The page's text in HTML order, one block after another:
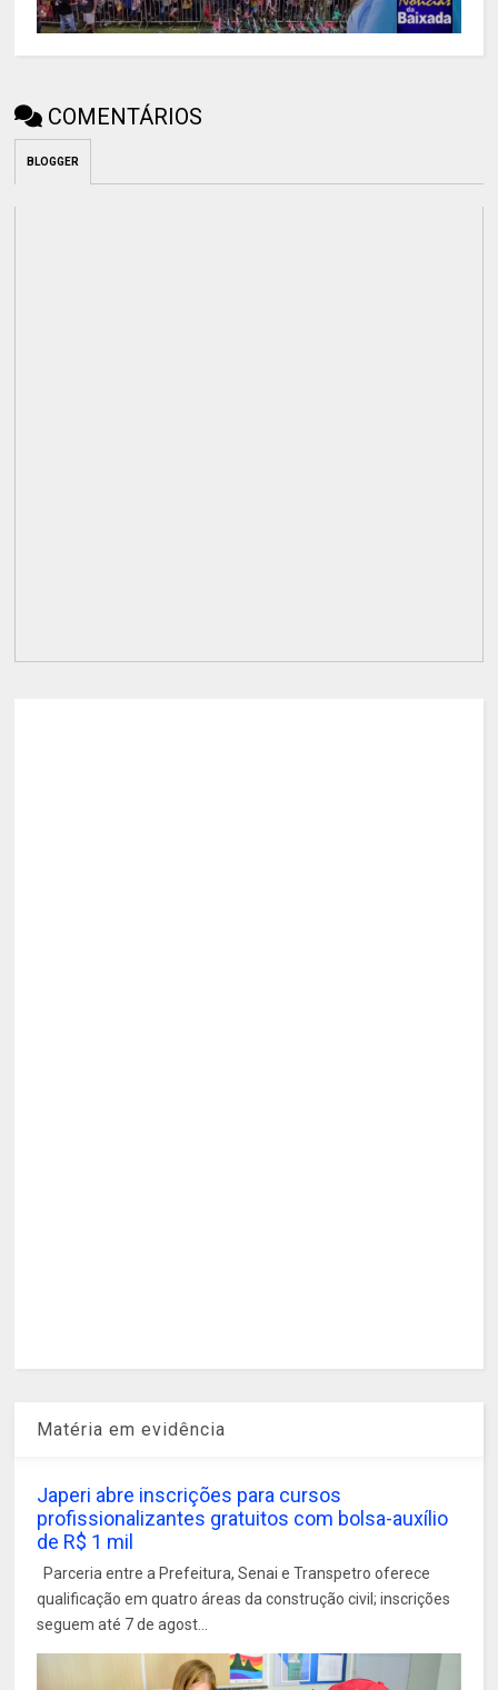
COMENTÁRIOS
BLOGGER
Matéria em evidência
Japeri abre inscrições para cursos
profissionalizantes gratuitos com bolsa-auxílio
de R$ 1 mil
Parceria entre a Prefeitura, Senai e Transpetro oferece
qualificação em quatro áreas da construção civil; inscrições
seguem até 7 de agost...